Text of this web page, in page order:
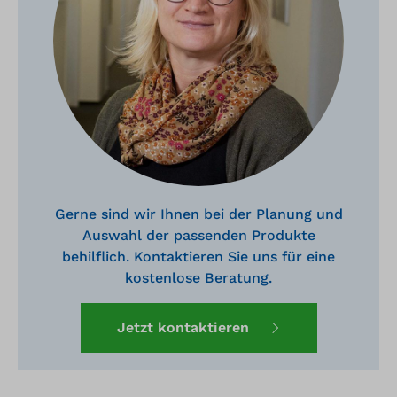
Gerne sind wir Ihnen bei der Planung und
Auswahl der passenden Produkte
behilflich. Kontaktieren Sie uns für eine
kostenlose Beratung.
Jetzt kontaktieren